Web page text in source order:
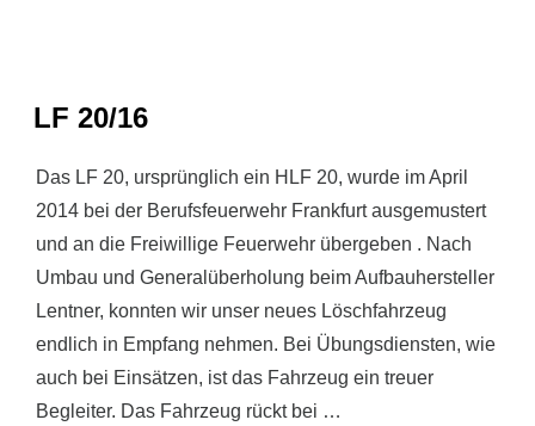
LF 20/16
Das LF 20, ursprünglich ein HLF 20, wurde im April
2014 bei der Berufsfeuerwehr Frankfurt ausgemustert
und an die Freiwillige Feuerwehr übergeben . Nach
Umbau und Generalüberholung beim Aufbauhersteller
Lentner, konnten wir unser neues Löschfahrzeug
endlich in Empfang nehmen. Bei Übungsdiensten, wie
auch bei Einsätzen, ist das Fahrzeug ein treuer
Begleiter. Das Fahrzeug rückt bei …